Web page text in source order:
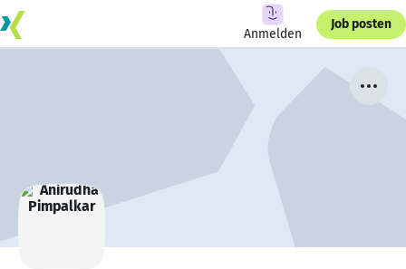
Anmelden
Job posten